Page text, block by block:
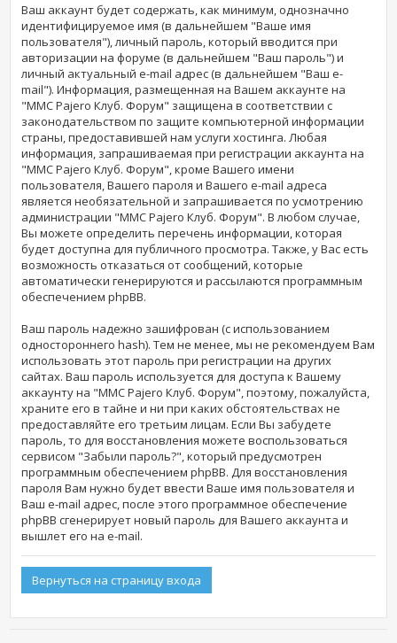
Ваш аккаунт будет содержать, как минимум, однозначно
идентифицируемое имя (в дальнейшем "Ваше имя
пользователя"), личный пароль, который вводится при
авторизации на форуме (в дальнейшем "Ваш пароль") и
личный актуальный e-mail адрес (в дальнейшем "Ваш e-
mail"). Информация, размещенная на Вашем аккаунте на
"MMC Pajero Клуб. Форум" защищена в соответствии с
законодательством по защите компьютерной информации
страны, предоставившей нам услуги хостинга. Любая
информация, запрашиваемая при регистрации аккаунта на
"MMC Pajero Клуб. Форум", кроме Вашего имени
пользователя, Вашего пароля и Вашего e-mail адреса
является необязательной и запрашивается по усмотрению
администрации "MMC Pajero Клуб. Форум". В любом случае,
Вы можете определить перечень информации, которая
будет доступна для публичного просмотра. Также, у Вас есть
возможность отказаться от сообщений, которые
автоматически генерируются и рассылаются программным
обеспечением phpBB.
Ваш пароль надежно зашифрован (с использованием
одностороннего hash). Тем не менее, мы не рекомендуем Вам
использовать этот пароль при регистрации на других
сайтах. Ваш пароль используется для доступа к Вашему
аккаунту на "MMC Pajero Клуб. Форум", поэтому, пожалуйста,
храните его в тайне и ни при каких обстоятельствах не
предоставляйте его третьим лицам. Если Вы забудете
пароль, то для восстановления можете воспользоваться
сервисом "Забыли пароль?", который предусмотрен
программным обеспечением phpBB. Для восстановления
пароля Вам нужно будет ввести Ваше имя пользователя и
Ваш e-mail адрес, после этого программное обеспечение
phpBB сгенерирует новый пароль для Вашего аккаунта и
вышлет его на e-mail.
Вернуться на страницу входа